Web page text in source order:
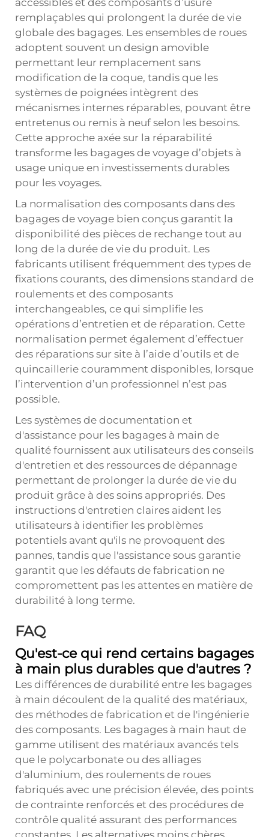
accessibles et des composants d’usure
remplaçables qui prolongent la durée de vie
globale des bagages. Les ensembles de roues
adoptent souvent un design amovible
permettant leur remplacement sans
modification de la coque, tandis que les
systèmes de poignées intègrent des
mécanismes internes réparables, pouvant être
entretenus ou remis à neuf selon les besoins.
Cette approche axée sur la réparabilité
transforme les bagages de voyage d’objets à
usage unique en investissements durables
pour les voyages.
La normalisation des composants dans des
bagages de voyage bien conçus garantit la
disponibilité des pièces de rechange tout au
long de la durée de vie du produit. Les
fabricants utilisent fréquemment des types de
fixations courants, des dimensions standard de
roulements et des composants
interchangeables, ce qui simplifie les
opérations d’entretien et de réparation. Cette
normalisation permet également d’effectuer
des réparations sur site à l’aide d’outils et de
quincaillerie couramment disponibles, lorsque
l’intervention d’un professionnel n’est pas
possible.
Les systèmes de documentation et
d'assistance pour les bagages à main de
qualité fournissent aux utilisateurs des conseils
d'entretien et des ressources de dépannage
permettant de prolonger la durée de vie du
produit grâce à des soins appropriés. Des
instructions d'entretien claires aident les
utilisateurs à identifier les problèmes
potentiels avant qu'ils ne provoquent des
pannes, tandis que l'assistance sous garantie
garantit que les défauts de fabrication ne
compromettent pas les attentes en matière de
durabilité à long terme.
FAQ
Qu'est-ce qui rend certains bagages
à main plus durables que d'autres ?
Les différences de durabilité entre les bagages
à main découlent de la qualité des matériaux,
des méthodes de fabrication et de l'ingénierie
des composants. Les bagages à main haut de
gamme utilisent des matériaux avancés tels
que le polycarbonate ou des alliages
d'aluminium, des roulements de roues
fabriqués avec une précision élevée, des points
de contrainte renforcés et des procédures de
contrôle qualité assurant des performances
constantes. Les alternatives moins chères